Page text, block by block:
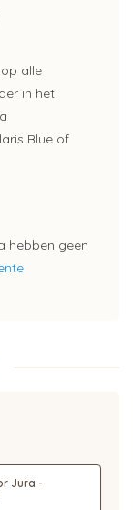
alle
in het
Blue of
hebben geen
Jura -